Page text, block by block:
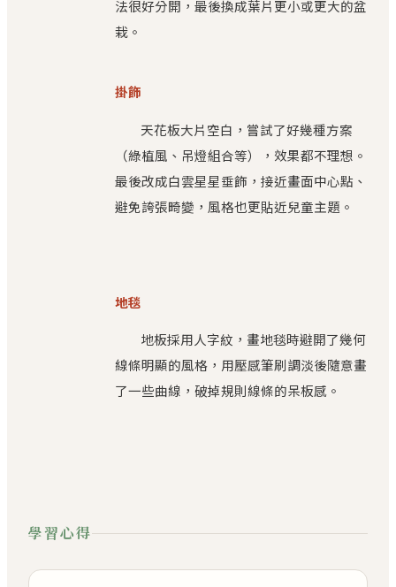
法很好分開，最後換成葉片更小或更大的盆
栽。
掛飾
天花板大片空白，嘗試了好幾種方案
（綠植風、吊燈組合等），效果都不理想。
最後改成白雲星星垂飾，接近畫面中心點、
避免誇張畸變，風格也更貼近兒童主題。
地毯
地板採用人字紋，畫地毯時避開了幾何
線條明顯的風格，用壓感筆刷調淡後隨意畫
了一些曲線，破掉規則線條的呆板感。
學習心得